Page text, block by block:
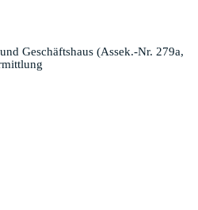
Geschäftshaus (Assek.-Nr. 279a,